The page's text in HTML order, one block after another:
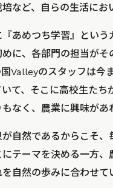
など、自らの生活にお
『あめつち学習』とい
に、各部門の担当が
国Valleyのスタッフは今
て、そこに高校生た
なく、農業に興味があ
自然であるからこそ
テーマを決める一方
自然の歩みに合わせて